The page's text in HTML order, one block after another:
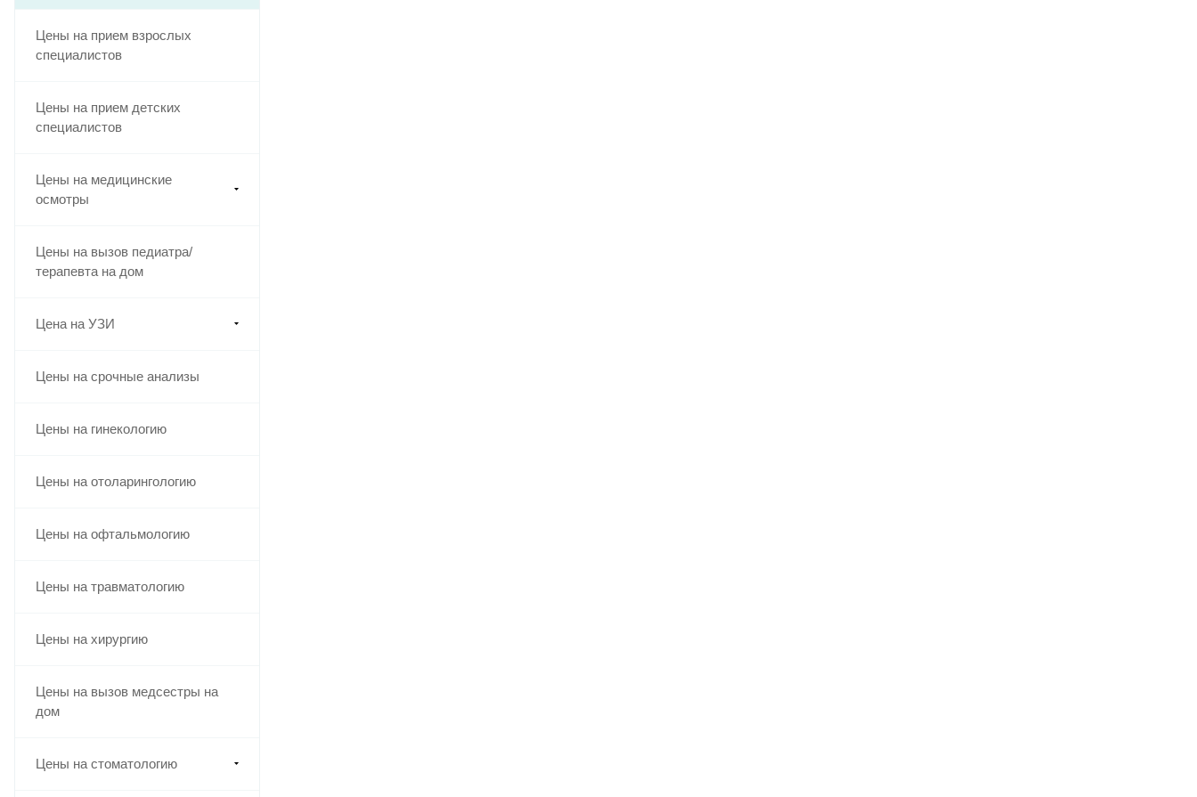
Цены на прием взрослых
специалистов
Цены на прием детских
специалистов
Цены на медицинские
осмотры
Цены на вызов педиатра/
терапевта на дом
Цена на УЗИ
Цены на срочные анализы
Цены на гинекологию
Цены на отоларингологию
Цены на офтальмологию
Цены на травматологию
Цены на хирургию
Цены на вызов медсестры на
дом
Цены на стоматологию